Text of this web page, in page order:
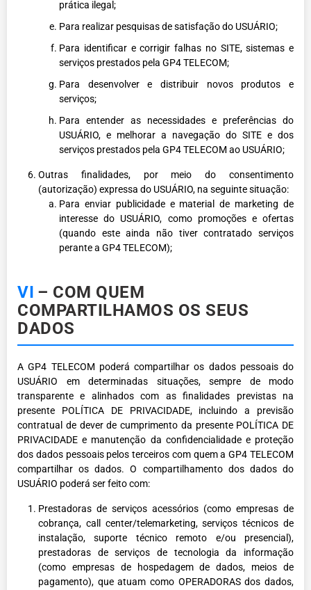
prática ilegal;
Para realizar pesquisas de satisfação do USUÁRIO;
Para identificar e corrigir falhas no SITE, sistemas e
serviços prestados pela GP4 TELECOM;
Para desenvolver e distribuir novos produtos e
serviços;
Para entender as necessidades e preferências do
USUÁRIO, e melhorar a navegação do SITE e dos
serviços prestados pela GP4 TELECOM ao USUÁRIO;
Outras finalidades, por meio do consentimento
(autorização) expressa do USUÁRIO, na seguinte situação:
Para enviar publicidade e material de marketing de
interesse do USUÁRIO, como promoções e ofertas
(quando este ainda não tiver contratado serviços
perante a GP4 TELECOM);
VI – COM QUEM
COMPARTILHAMOS OS SEUS
DADOS
A GP4 TELECOM poderá compartilhar os dados pessoais do
USUÁRIO em determinadas situações, sempre de modo
transparente e alinhados com as finalidades previstas na
presente POLÍTICA DE PRIVACIDADE, incluindo a previsão
contratual de dever de cumprimento da presente POLÍTICA DE
PRIVACIDADE e manutenção da confidencialidade e proteção
dos dados pessoais pelos terceiros com quem a GP4 TELECOM
compartilhar os dados. O compartilhamento dos dados do
USUÁRIO poderá ser feito com:
Prestadoras de serviços acessórios (como empresas de
cobrança, call center/telemarketing, serviços técnicos de
instalação, suporte técnico remoto e/ou presencial),
prestadoras de serviços de tecnologia da informação
(como empresas de hospedagem de dados, meios de
pagamento), que atuam como OPERADORAS dos dados,